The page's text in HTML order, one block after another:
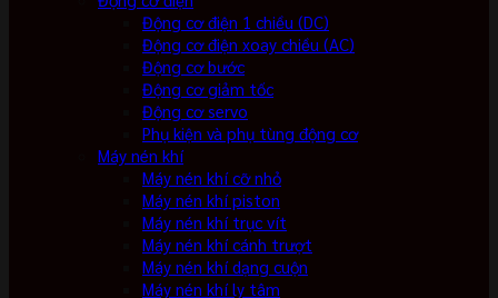
Động cơ điện 1 chiều (DC)
Động cơ điện xoay chiều (AC)
Động cơ bước
Động cơ giảm tốc
Động cơ servo
Phụ kiện và phụ tùng động cơ
Máy nén khí
Máy nén khí cỡ nhỏ
Máy nén khí piston
Máy nén khí trục vít
Máy nén khí cánh trượt
Máy nén khí dạng cuộn
Máy nén khí ly tâm